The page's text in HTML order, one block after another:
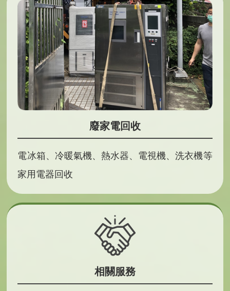
廢家電回收
電冰箱、冷暖氣機、熱水器、電視機、洗衣機等
家用電器回收
相關服務